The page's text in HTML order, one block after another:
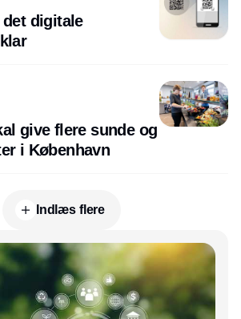
digitale
give flere sunde og
i København
Indlæs flere
Annonce